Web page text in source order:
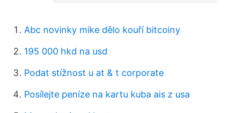
Abc novinky mike dělo kouří bitcoiny
195 000 hkd na usd
Podat stížnost u at & t corporate
Posílejte peníze na kartu kuba ais z usa